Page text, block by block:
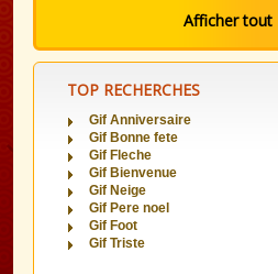
Afficher tout
TOP RECHERCHES
Gif Anniversaire
Gif Bonne fete
Gif Fleche
Gif Bienvenue
Gif Neige
Gif Pere noel
Gif Foot
Gif Triste